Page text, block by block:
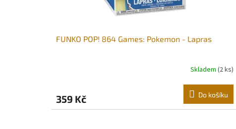
FUNKO POP! 864 Games: Pokemon - Lapras
Skladem(2 ks)
359 Kč Do košíku